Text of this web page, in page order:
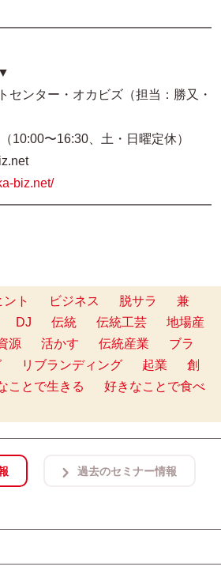
▼
センター・オカビズ（担当：勝又・
10:00〜16:30、土・日曜定休）
biz.net/
ト ビジネス 脱サラ
兼
DJ 伝統 伝統工芸
地場産
源 活かす 伝統産業
ブラ
リブランディング 起業
創
ことで生きる
好きなことで食べ
過去のセミナー情報